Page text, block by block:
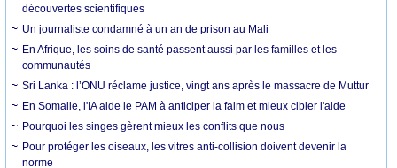
découvertes scientifiques
Un journaliste condamné à un an de prison au Mali
En Afrique, les soins de santé passent aussi par les familles et les
communautés
Sri Lanka : l’ONU réclame justice, vingt ans après le massacre de Muttur
En Somalie, l'IA aide le PAM à anticiper la faim et mieux cibler l'aide
Pourquoi les singes gèrent mieux les conflits que nous
Pour protéger les oiseaux, les vitres anti-collision doivent devenir la
norme